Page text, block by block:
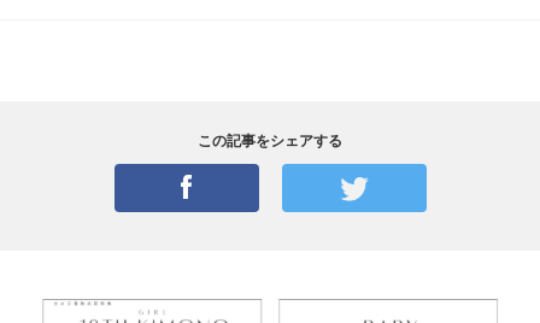
この記事をシェアする